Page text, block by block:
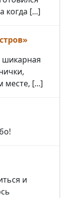
когда [...]
шикарная
месте, [...]
и